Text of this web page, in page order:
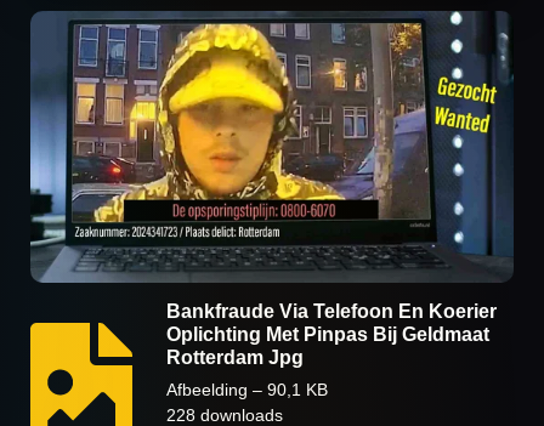
Bankfraude Via Telefoon En Koerier
Oplichting Met Pinpas Bij Geldmaat
Rotterdam Jpg
Afbeelding – 90,1 KB
228 downloads